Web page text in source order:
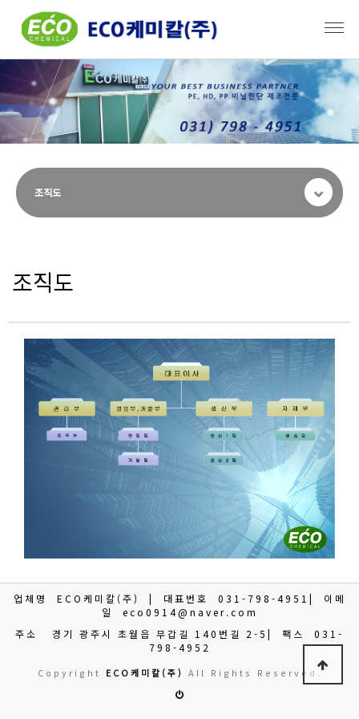
조직도
조직도
업체명 ECO케미칼(주) | 대표번호 031-798-4951 | 이메
일 eco0914@naver.com
주소 경기 광주시 초월읍 무갑길 140번길 2-5 | 팩스 031-
798-4952
Copyright ECO케미칼(주) All Rights Reserved.